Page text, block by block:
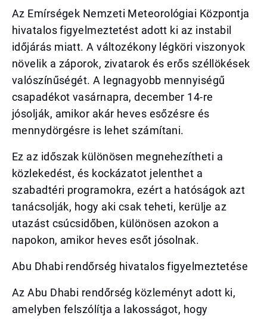
Az Emírségek Nemzeti Meteorológiai Központja
hivatalos figyelmeztetést adott ki az instabil
időjárás miatt. A változékony légköri viszonyok
növelik a záporok, zivatarok és erős széllökések
valószínűségét. A legnagyobb mennyiségű
csapadékot vasárnapra, december 14-re
jósolják, amikor akár heves esőzésre és
mennydörgésre is lehet számítani.
Ez az időszak különösen megnehezítheti a
közlekedést, és kockázatot jelenthet a
szabadtéri programokra, ezért a hatóságok azt
tanácsolják, hogy aki csak teheti, kerülje az
utazást csúcsidőben, különösen azokon a
napokon, amikor heves esőt jósolnak.
Abu Dhabi rendőrség hivatalos figyelmeztetése
Az Abu Dhabi rendőrség közleményt adott ki,
amelyben felszólítja a lakosságot, hogy